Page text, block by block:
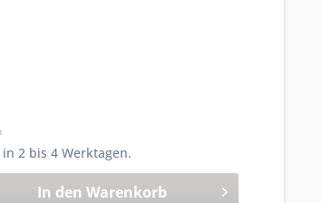
2 bis 4 Werktagen.
In den Warenkorb